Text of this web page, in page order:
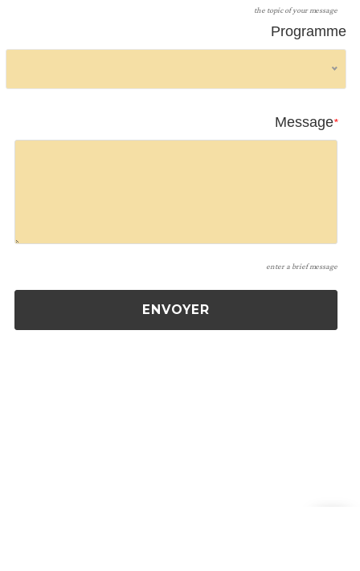
the topic of your message
Programme
*
Message
enter a brief message